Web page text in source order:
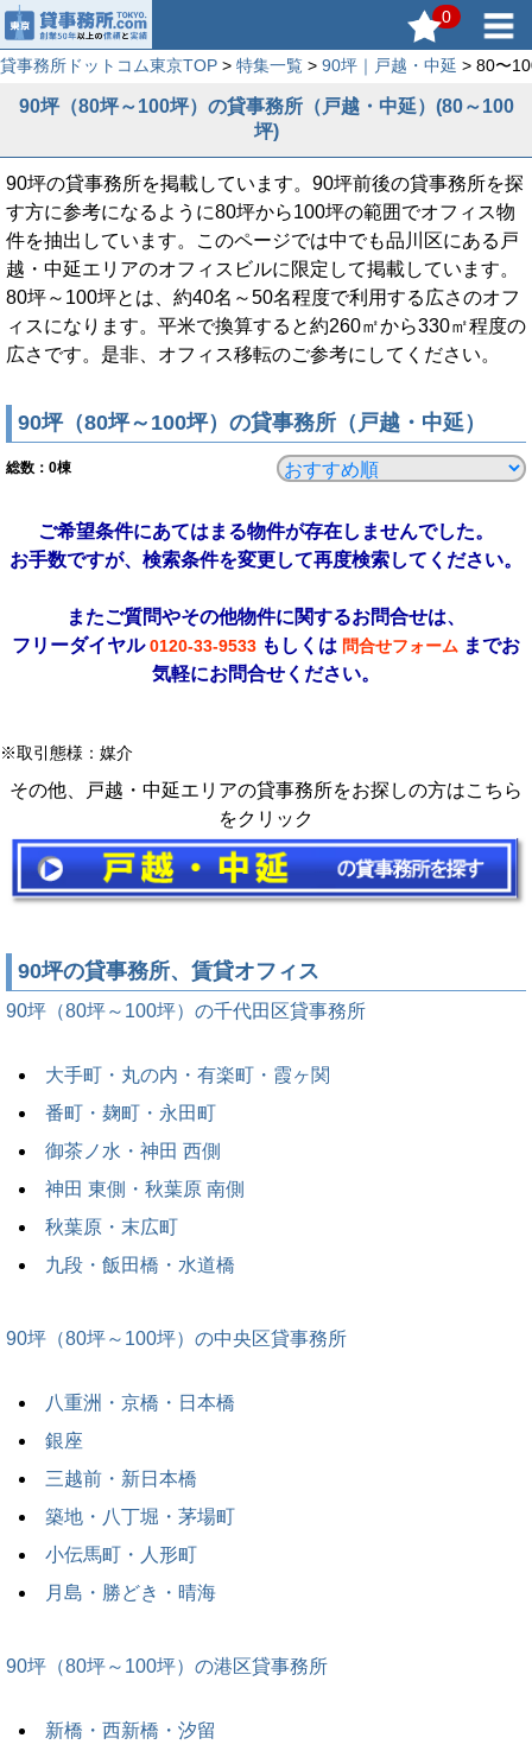
0
貸事務所ドットコム東京TOP > 特集一覧 > 90坪｜戸越・中延 > 80〜
90坪（80坪～100坪）の貸事務所（戸越・中延）(80～100
坪)
90坪の貸事務所を掲載しています。90坪前後の貸事務所を探
す方に参考になるように80坪から100坪の範囲でオフィス物
件を抽出しています。このページでは中でも品川区にある戸
越・中延エリアのオフィスビルに限定して掲載しています。
80坪～100坪とは、約40名～50名程度で利用する広さのオフ
ィスになります。平米で換算すると約260㎡から330㎡程度の
広さです。是非、オフィス移転のご参考にしてください。
90坪（80坪～100坪）の貸事務所（戸越・中延）
総数： 0棟
ご希望条件にあてはまる物件が存在しませんでした。
お手数ですが、検索条件を変更して再度検索してください。
またご質問やその他物件に関するお問合せは、
フリーダイヤル0120-33-9533 もしくは 問合せフォーム までお
気軽にお問合せください。
※取引態様：媒介
その他、戸越・中延エリアの貸事務所をお探しの方はこちら
をクリック
90坪の貸事務所、賃貸オフィス
90坪（80坪～100坪）の千代田区貸事務所
大手町・丸の内・有楽町・霞ヶ関
番町・麹町・永田町
御茶ノ水・神田 西側
神田 東側・秋葉原 南側
秋葉原・末広町
九段・飯田橋・水道橋
90坪（80坪～100坪）の中央区貸事務所
八重洲・京橋・日本橋
銀座
三越前・新日本橋
築地・八丁堀・茅場町
小伝馬町・人形町
月島・勝どき・晴海
90坪（80坪～100坪）の港区貸事務所
新橋・西新橋・汐留